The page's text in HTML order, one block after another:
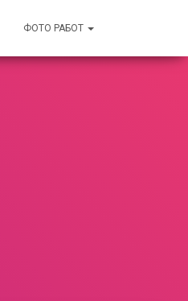
ФОТО РАБОТ